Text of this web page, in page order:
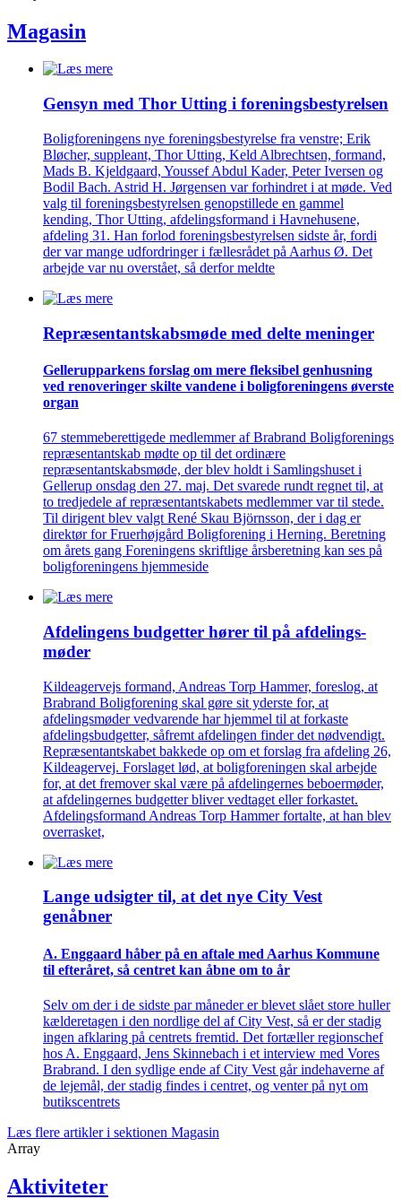
Magasin
Gensyn med Thor Utting i forenings­bestyrelsen
Boligforeningens nye foreningsbestyrelse fra venstre; Erik
Bløcher, suppleant, Thor Utting, Keld Albrechtsen, formand,
Mads B. Kjeldgaard, Youssef Abdul Kader, Peter Iversen og
Bodil Bach. Astrid H. Jørgensen var forhindret i at møde. Ved
valg til foreningsbestyrelsen genopstillede en gammel
kending, Thor Utting, afdelingsformand i Havnehusene,
afdeling 31. Han forlod foreningsbestyrelsen sidste år, fordi
der var mange udfordringer i fællesrådet på Aarhus Ø. Det
arbejde var nu overstået, så derfor meldte
Repræsentant­skabs­møde med delte meninger
Gellerup­parkens forslag om mere fleksibel genhusning
ved renove­ringer skilte vandene i bolig­foreningens øverste
organ
67 stemmeberettigede medlemmer af Brabrand Boligforenings
repræsentantskab mødte op til det ordinære
repræsentantskabsmøde, der blev holdt i Samlingshuset i
Gellerup onsdag den 27. maj. Det svarede rundt regnet til, at
to tredjedele af repræsentantskabets medlemmer var til stede.
Til dirigent blev valgt René Skau Björnsson, der i dag er
direktør for Fruerhøjgård Boligforening i Herning. Beretning
om årets gang Foreningens skriftlige årsberetning kan ses på
boligforeningens hjemmeside
Afdelingens budgetter hører til på afdelings­
møder
Kildeagervejs formand, Andreas Torp Hammer, foreslog, at
Brabrand Boligforening skal gøre sit yderste for, at
afdelingsmøder vedvarende har hjemmel til at forkaste
afdelingsbudgetter, såfremt afdelingen finder det nødvendigt.
Repræsentantskabet bakkede op om et forslag fra afdeling 26,
Kildeagervej. Forslaget lød, at boligforeningen skal arbejde
for, at det fremover skal være på afdelingernes beboermøder,
at afdelingernes budgetter bliver vedtaget eller forkastet.
Afdelingsformand Andreas Torp Hammer fortalte, at han blev
overrasket,
Lange udsigter til, at det nye City Vest
genåbner
A. Enggaard håber på en aftale med Aarhus Kommune
til efteråret, så centret kan åbne om to år
Selv om der i de sidste par måneder er blevet slået store huller
kælderetagen i den nordlige del af City Vest, så er der stadig
ingen afklaring på centrets fremtid. Det fortæller regionschef
hos A. Enggaard, Jens Skinnebach i et interview med Vores
Brabrand. I den sydlige ende af City Vest går indehaverne af
de lejemål, der stadig findes i centret, og venter på nyt om
butikscentrets
Læs flere artikler i sektionen Magasin
Array
Aktiviteter